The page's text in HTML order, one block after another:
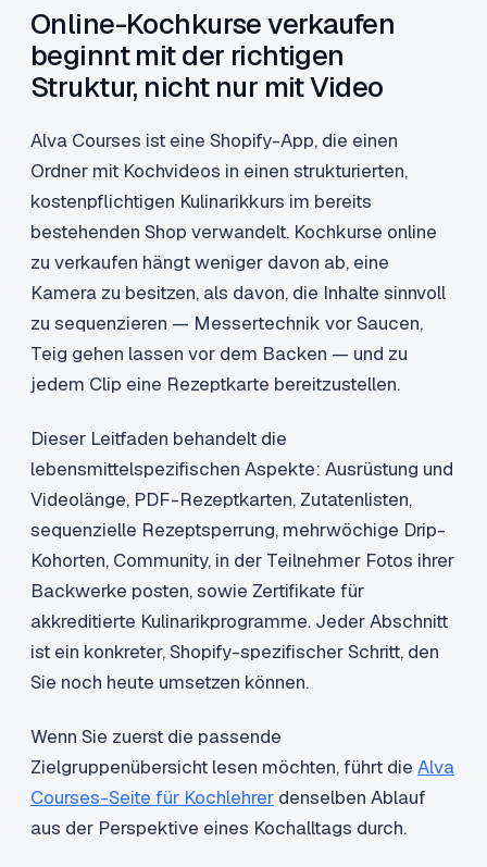
Online-Kochkurse verkaufen
beginnt mit der richtigen
Struktur, nicht nur mit Video
Alva Courses ist eine Shopify-App, die einen
Ordner mit Kochvideos in einen strukturierten,
kostenpflichtigen Kulinarikkurs im bereits
bestehenden Shop verwandelt. Kochkurse online
zu verkaufen hängt weniger davon ab, eine
Kamera zu besitzen, als davon, die Inhalte sinnvoll
zu sequenzieren — Messertechnik vor Saucen,
Teig gehen lassen vor dem Backen — und zu
jedem Clip eine Rezeptkarte bereitzustellen.
Dieser Leitfaden behandelt die
lebensmittelspezifischen Aspekte: Ausrüstung und
Videolänge, PDF-Rezeptkarten, Zutatenlisten,
sequenzielle Rezeptsperrung, mehrwöchige Drip-
Kohorten, Community, in der Teilnehmer Fotos ihrer
Backwerke posten, sowie Zertifikate für
akkreditierte Kulinarikprogramme. Jeder Abschnitt
ist ein konkreter, Shopify-spezifischer Schritt, den
Sie noch heute umsetzen können.
Wenn Sie zuerst die passende
Zielgruppenübersicht lesen möchten, führt die Alva
Courses-Seite für Kochlehrer denselben Ablauf
aus der Perspektive eines Kochalltags durch.